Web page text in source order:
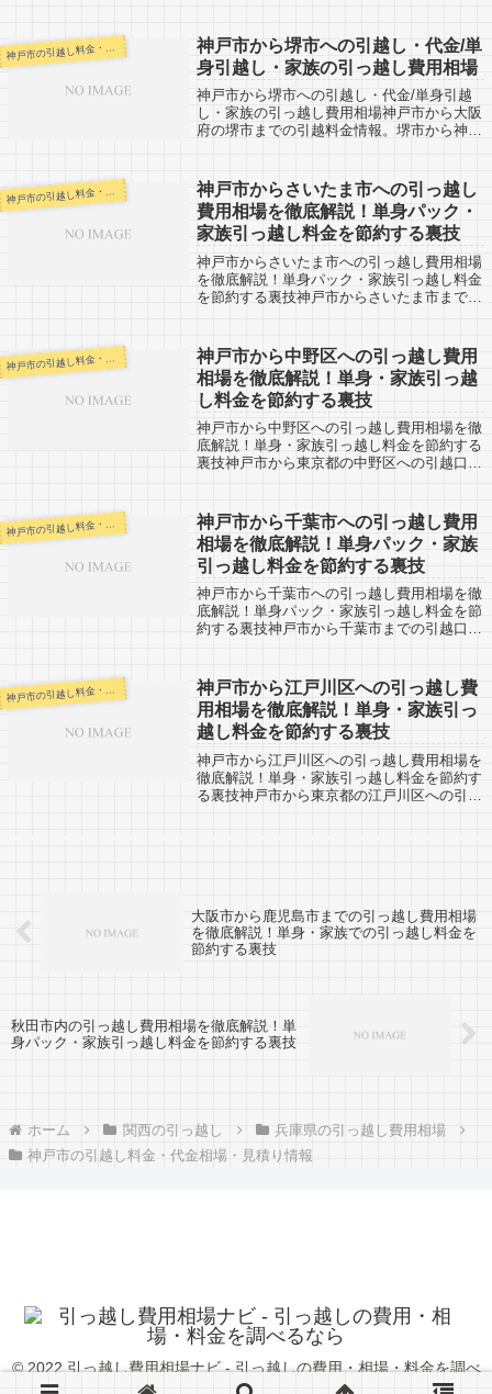
古川市までは約40km。片道で１時間弱な...
神 戸市の引越し料金・代金相場・見積り情報
神戸市から堺市への引越し・代金/単
身引越し・家族の引っ越し費用相場
神戸市から堺市への引越し・代金/単身引越
し・家族の引っ越し費用相場神戸市から大阪
府の堺市までの引越料金情報。堺市から神戸
で、近距離引越しになります。安い業者さ
ん...
神 戸市の引越し料金・代金相場・見積り情報
神戸市からさいたま市への引っ越し
費用相場を徹底解説！単身パック・
家族引っ越し料金を節約する裏技
神戸市からさいたま市への引っ越し費用相場
を徹底解説！単身パック・家族引っ越し料金
を節約する裏技神戸市からさいたま市までの
市までは約550km。長距離の引越しにな...
神
神戸市から中野区への引っ越し費用
相場を徹底解説！単身・家族引っ越
し料金を節約する裏技
神戸市から中野区への引っ越し費用相場を徹
底解説！単身・家族引っ越し料金を節約する
裏技神戸市から東京都の中野区への引越口コ
ん。「自分の引越し代金を早く知りたい！！
そ...
神
神戸市から千葉市への引っ越し費用
相場を徹底解説！単身パック・家族
引っ越し料金を節約する裏技
神戸市から千葉市への引っ越し費用相場を徹
底解説！単身パック・家族引っ越し料金を節
約する裏技神戸市から千葉市までの引越口コ
では約570km。千葉市周りの習志野市や...
神 戸市の引越し料金・代金相場・見積り情報
神戸市から江戸川区への引っ越し費
用相場を徹底解説！単身・家族引っ
越し料金を節約する裏技
神戸市から江戸川区への引っ越し費用相場を
徹底解説！単身・家族引っ越し料金を節約す
る裏技神戸市から東京都の江戸川区への引越
大阪市から鹿児島市までの引っ越し費用相場
を徹底解説！単身・家族での引っ越し料金を
節約する裏技
秋田市内の引っ越し費用相場を徹底解説！単
身パック・家族引っ越し料金を節約する裏技
ホーム 関西の引っ越し
兵庫県の引っ越し費用相場
神戸市の引越し料金・代金相場・見積り情報
© 2022 引っ越し費用相場ナビ - 引っ越しの費用・相場・料金を調べ